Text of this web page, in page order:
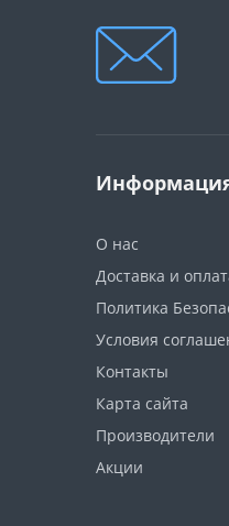
О нас
Доставка и
Политика
Условия
Контакты
Карта сайта
Производители
Акции